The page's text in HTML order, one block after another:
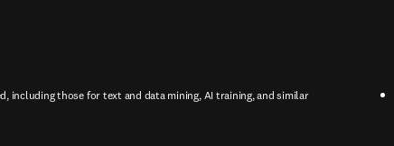
including those for text and data mining, AI training, and similar